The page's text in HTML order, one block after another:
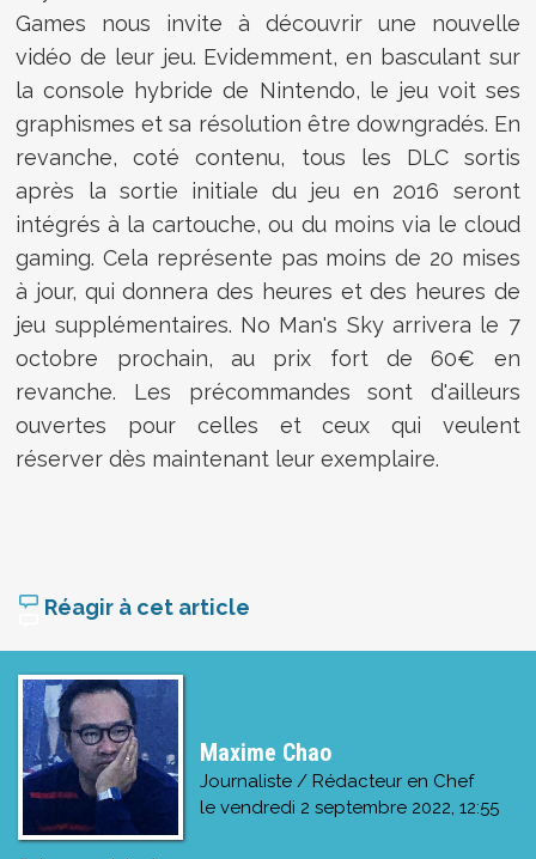
Games nous invite à découvrir une nouvelle
vidéo de leur jeu. Evidemment, en basculant sur
la console hybride de Nintendo, le jeu voit ses
graphismes et sa résolution être downgradés. En
revanche, coté contenu, tous les DLC sortis
après la sortie initiale du jeu en 2016 seront
intégrés à la cartouche, ou du moins via le cloud
gaming. Cela représente pas moins de 20 mises
à jour, qui donnera des heures et des heures de
jeu supplémentaires. No Man's Sky arrivera le 7
octobre prochain, au prix fort de 60€ en
revanche. Les précommandes sont d'ailleurs
ouvertes pour celles et ceux qui veulent
réserver dès maintenant leur exemplaire.
Réagir à cet article
Maxime Chao
Journaliste / Rédacteur en Chef
le vendredi 2 septembre 2022, 12:55